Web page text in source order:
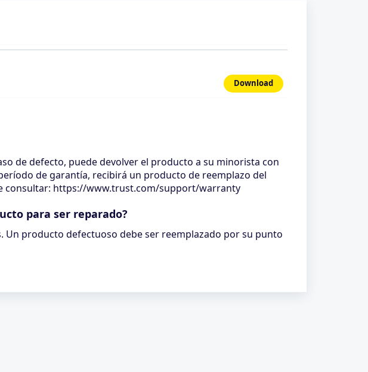
Download
de defecto, puede devolver el producto a su minorista con
de garantía, recibirá un producto de reemplazo del
consultar: https://www.trust.com/support/warranty
para ser reparado?
producto defectuoso debe ser reemplazado por su punto